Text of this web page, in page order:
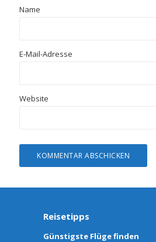
Name
E-Mail-Adresse
Website
Reisetipps
Günstigste Flüge finden